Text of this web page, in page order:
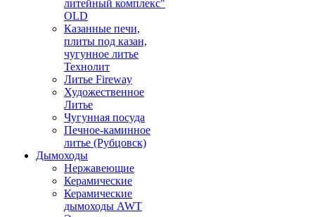
литейный комплекс"
OLD
Казанные печи,
плиты под казан,
чугунное литье
Технолит
Литье Fireway
Художественное
Литье
Чугунная посуда
Печное-каминное
литье (Рубцовск)
Дымоходы
Нержавеющие
Керамические
Керамические
дымоходы AWT